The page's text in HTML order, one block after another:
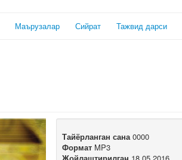
Маърузалар Сийрат Тажвид дарси
Тайёрланган сана 0000
Формат MP3